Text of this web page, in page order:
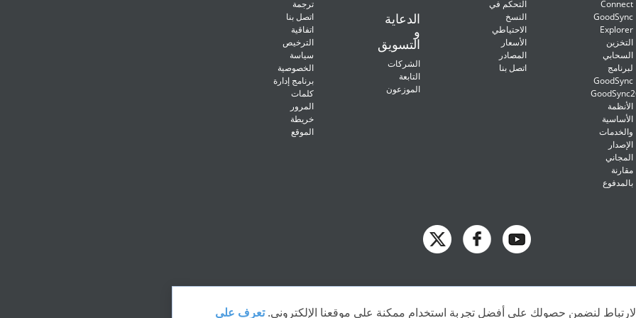
Connect
GoodSync
Explorer
التخزين
السحابي
لبرنامج
GoodSync
الأنظمة
الأساسية
والخدمات
الإصدار
المجاني
مقارنة
بالمدفوع
التحكم في
النسخ
الاحتياطي
الأسعار
المصادر
اتصل بنا
الدعاية
و
التسويق
الشركات
التابعة
الموزعون
ترجمة
اتصل بنا
اتفاقية
الترخيص
سياسة
الخصوصية
برنامج إدارة
كلمات
المرور
خريطة
الموقع
Copyright © 2009 - 2026 Siber Systems, Inc. All rights reserved.
لنضمن حصولك على أفضل تجربة استخدام ممكنة على موقعنا الإلكتروني.تعرف على